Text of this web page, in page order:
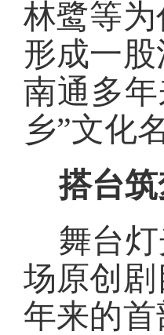
林鹭等
形成一
南通多
乡”文化
搭台
舞台
场原创
年来的